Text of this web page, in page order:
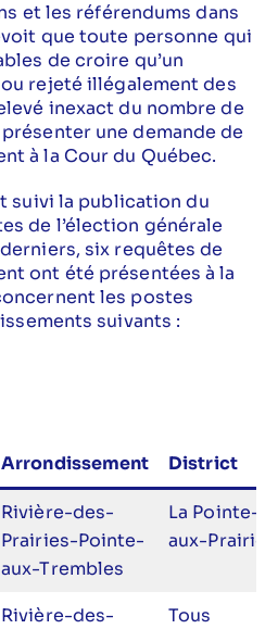
et les référendums dans
que toute personne qui
de croire qu’un
rejeté illégalement des
inexact du nombre de
une demande de
à la Cour du Québec.
suivi la publication du
de l’élection générale
six requêtes de
ont été présentées à la
les postes
suivants :
Arrondissement District
Rivière-des-
Prairies-Pointe-
aux-Trembles
La Pointe-
aux-Prairies
Rivière-des-
Tous